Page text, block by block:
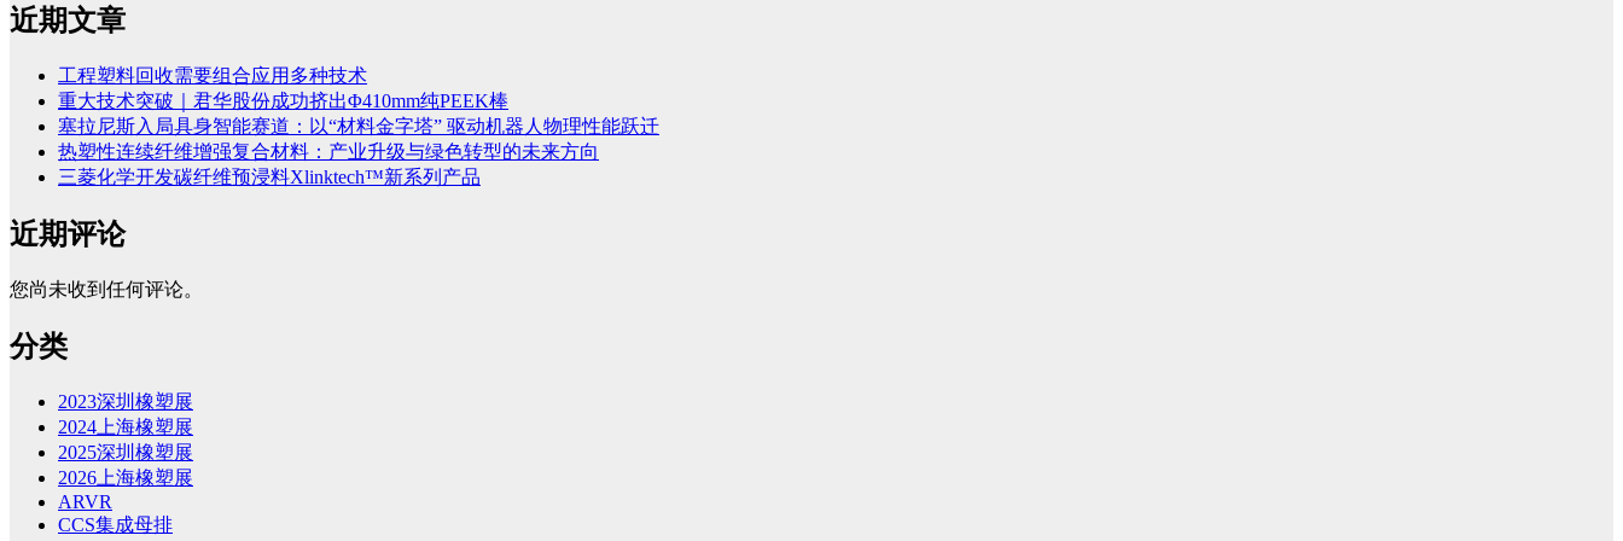
近期文章
工程塑料回收需要组合应用多种技术
重大技术突破｜君华股份成功挤出Φ410mm纯PEEK棒
塞拉尼斯入局具身智能赛道：以“材料金字塔” 驱动机器人物理性能跃迁
热塑性连续纤维增强复合材料：产业升级与绿色转型的未来方向
三菱化学开发碳纤维预浸料Xlinktech™新系列产品
近期评论
您尚未收到任何评论。
分类
2023深圳橡塑展
2024上海橡塑展
2025深圳橡塑展
2026上海橡塑展
ARVR
CCS集成母排